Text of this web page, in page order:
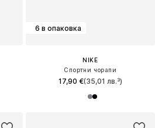
6 в опаковка
NIKE
Спортни чорапи
17,90 €(35,01 лв.³)